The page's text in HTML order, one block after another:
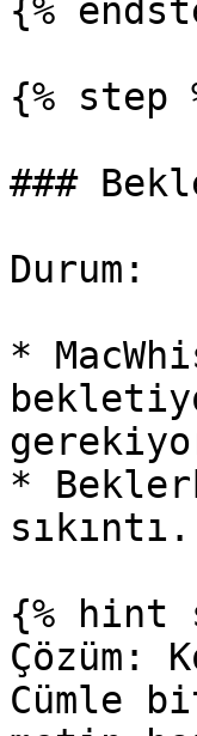
{%
{% step
###
Durum:
*
*
sıkıntı.
{% hint
Çözüm:
Cümle